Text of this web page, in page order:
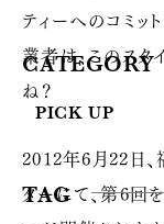
CATEGORY
PICK UP
TAG
ティーへのコミッ
業者は、このス
ね？
2012年6月22日
ターにて、第6